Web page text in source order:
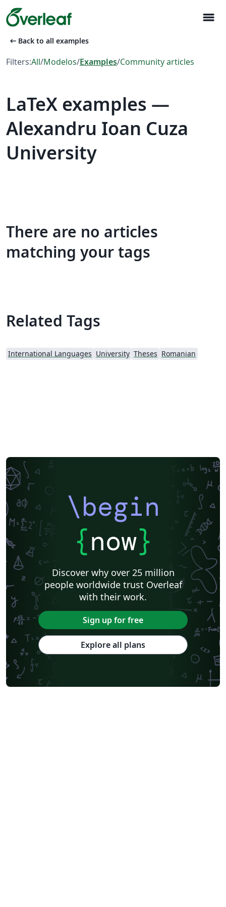
menu
arrow_left_alt Back to all examples
Filters:All/Modelos/Examples/Community articles
LaTeX examples —
Alexandru Ioan Cuza
University
There are no articles
matching your tags
Related Tags
International Languages University Theses Romanian
\begin
{now}
Discover why over 25 million
people worldwide trust Overleaf
with their work.
Sign up for free
Explore all plans